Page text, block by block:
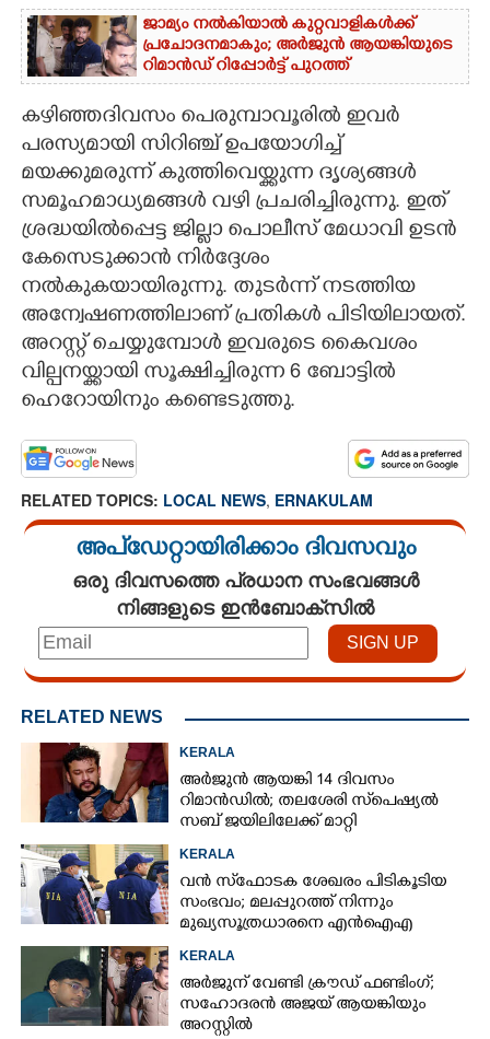
ജാമ്യം നൽകിയാൽ കുറ്റവാളികൾക്ക്
പ്രചോദനമാകും; അർജുൻ ആയങ്കിയുടെ
റിമാൻഡ് റിപ്പോർട്ട് പുറത്ത്
കഴിഞ്ഞദിവസം പെരുമ്പാവൂരിൽ ഇവർ
പരസ്യമായി സിറിഞ്ച് ഉപയോഗിച്ച്
മയക്കുമരുന്ന് കുത്തിവെയ്ക്കുന്ന ദൃശ്യങ്ങൾ
സമൂഹമാധ്യമങ്ങൾ വഴി പ്രചരിച്ചിരുന്നു. ഇത്
ശ്രദ്ധയിൽപ്പെട്ട ജില്ലാ പൊലീസ് മേധാവി ഉടൻ
കേസെടുക്കാൻ നിർദ്ദേശം
നൽകുകയായിരുന്നു. തുടർന്ന് നടത്തിയ
അന്വേഷണത്തിലാണ് പ്രതികൾ പിടിയിലായത്.
അറസ്റ്റ് ചെയ്യുമ്പോൾ ഇവരുടെ കൈവശം
വില്പനയ്ക്കായി സൂക്ഷിച്ചിരുന്ന 6 ബോട്ടിൽ
ഹെറോയിനും കണ്ടെടുത്തു.
RELATED TOPICS: LOCAL NEWS, ERNAKULAM
അപ്ഡേറ്റായിരിക്കാം ദിവസവും
ഒരു ദിവസത്തെ പ്രധാന സംഭവങ്ങൾ
നിങ്ങളുടെ ഇൻബോക്സിൽ
RELATED NEWS
KERALA
അർജുൻ ആയങ്കി 14 ദിവസം
റിമാൻഡിൽ; തലശേരി സ്‌പെഷ്യൽ
സബ് ജയിലിലേക്ക് മാറ്റി
KERALA
വൻ സ്‌ഫോടക ശേഖരം പിടികൂടിയ
സംഭവം; മലപ്പുറത്ത് നിന്നും
മുഖ്യസൂത്രധാരനെ എൻഐഎ
KERALA
അർജുന് വേണ്ടി ക്രൗഡ് ഫണ്ടിംഗ്;
സഹോദരൻ അജയ് ആയങ്കിയും
അറസ്റ്റിൽ